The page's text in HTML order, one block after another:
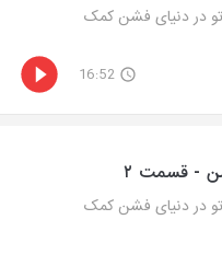
در دنیای فشن کمک
16:52
- قسمت ۲
در دنیای فشن کمک